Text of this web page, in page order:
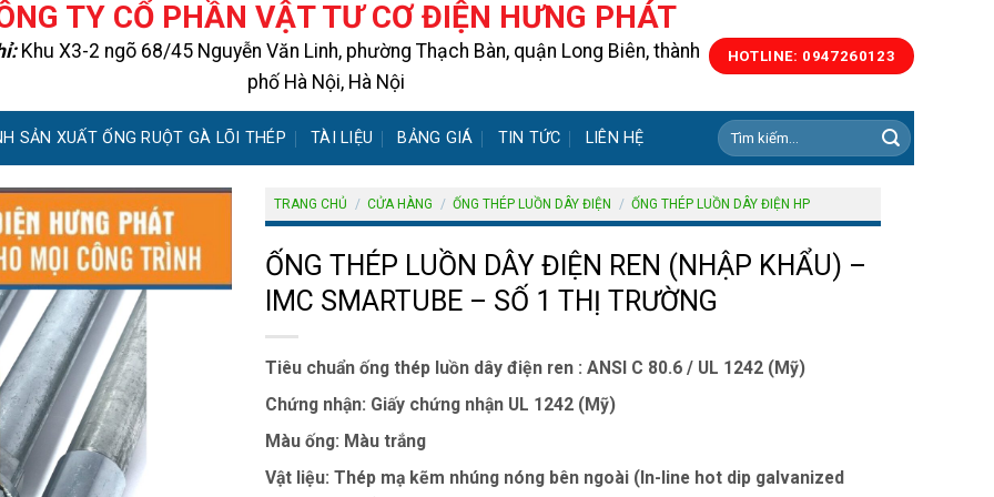
TY CỔ PHẦN VẬT TƯ CƠ ĐIỆN HƯNG PHÁT
Khu X3-2 ngõ 68/45 Nguyễn Văn Linh, phường Thạch Bàn, quận Long Biên, thành
phố Hà Nội, Hà Nội
HOTLINE: 0947260123
SẢN XUẤT ỐNG RUỘT GÀ LÕI THÉP TÀI LIỆU BẢNG GIÁ TIN TỨC LIÊN HỆ
Tìm
kiếm:
TRANG CHỦ / CỬA HÀNG / ỐNG THÉP LUỒN DÂY ĐIỆN / ỐNG THÉP LUỒN DÂY ĐIỆN HP
ỐNG THÉP LUỒN DÂY ĐIỆN REN (NHẬP KHẨU) –
IMC SMARTUBE – SỐ 1 THỊ TRƯỜNG
Tiêu chuẩn ống thép luồn dây điện ren : ANSI C 80.6 / UL 1242 (Mỹ)
Chứng nhận: Giấy chứng nhận UL 1242 (Mỹ)
Màu ống: Màu trắng
Vật liệu: Thép mạ kẽm nhúng nóng bên ngoài (In-line hot dip galvanized